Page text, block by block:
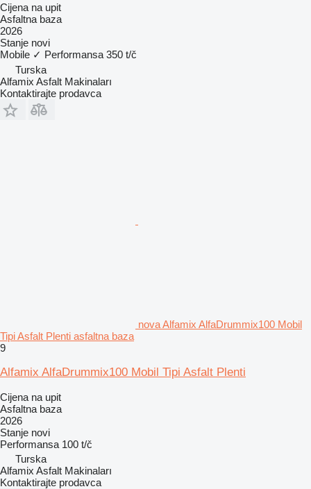
Cijena na upit
Asfaltna baza
2026
Stanje novi
Mobile ✓ Performansa 350 t/č
Turska
Alfamix Asfalt Makinaları
Kontaktirajte prodavca
nova Alfamix AlfaDrummix100 Mobil
Tipi Asfalt Plenti asfaltna baza
9
Alfamix AlfaDrummix100 Mobil Tipi Asfalt Plenti
Cijena na upit
Asfaltna baza
2026
Stanje novi
Performansa 100 t/č
Turska
Alfamix Asfalt Makinaları
Kontaktirajte prodavca